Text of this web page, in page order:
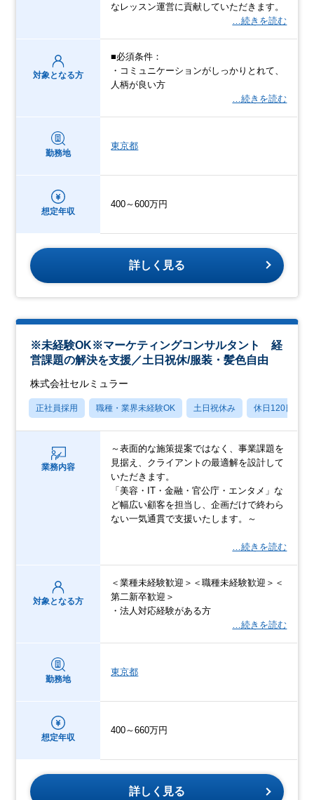
なレッスン運営に貢献していただきます。
…続きを読む
対象となる方
■必須条件：
・コミュニケーションがしっかりとれて、
人柄が良い方
…続きを読む
勤務地
東京都
想定年収
400～600万円
詳しく見る
※未経験OK※マーケティングコンサルタント 経
営課題の解決を支援／土日祝休/服装・髪色自由
株式会社セルミュラー
正社員採用 職種・業界未経験OK 土日祝休み 休日120日以上
業務内容
～表面的な施策提案ではなく、事業課題を
見据え、クライアントの最適解を設計して
いただきます。
「美容・IT・金融・官公庁・エンタメ」な
ど幅広い顧客を担当し、企画だけで終わら
ない一気通貫で支援いたします。～
…続きを読む
対象となる方
＜業種未経験歓迎＞＜職種未経験歓迎＞＜
第二新卒歓迎＞
・法人対応経験がある方
…続きを読む
勤務地
東京都
想定年収
400～660万円
詳しく見る